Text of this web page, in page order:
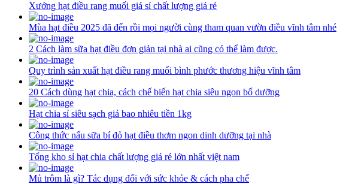
Xưởng hạt điều rang muối giá sỉ chất lượng giá rẻ
Mùa hạt điều 2025 đã đến rồi mọi người cùng tham quan vườn điều vĩnh tâm nhé
2 Cách làm sữa hạt điều đơn giản tại nhà ai cũng có thể làm được.
Quy trình sản xuất hạt điều rang muối bình phước thương hiệu vĩnh tâm
20 Cách dùng hạt chia, cách chế biến hạt chia siêu ngon bổ dưỡng
Hạt chia sỉ siêu sạch giá bao nhiêu tiền 1kg
Công thức nấu sữa bí đỏ hạt điều thơm ngon dinh dưỡng tại nhà
Tổng kho sỉ hạt chia chất lượng giá rẻ lớn nhất việt nam
Mủ trôm là gì? Tác dụng đối với sức khỏe & cách pha chế